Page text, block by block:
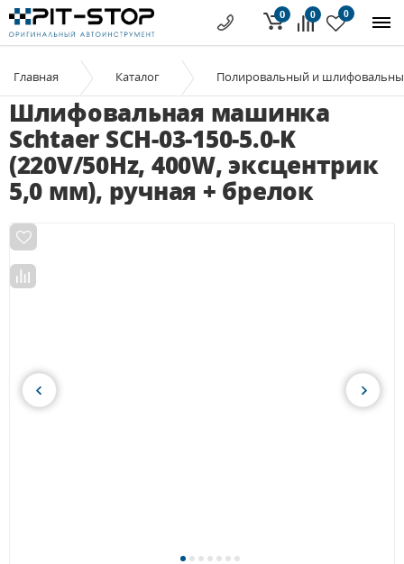
0 0
0
Главная Каталог Полировальный и
Шлифовальная машинка
Schtaer SCH-03-150-5.0-K
(220V/50Hz, 400W, эксцентрик
5,0 мм), ручная + брелок